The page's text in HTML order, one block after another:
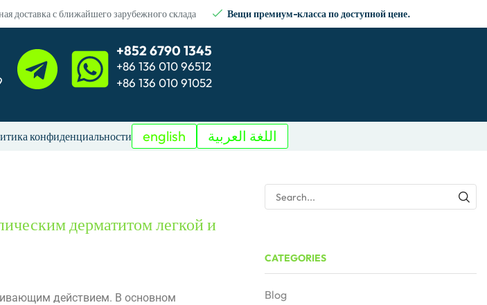
доставка с ближайшего зарубежного склада Вещи премиум-класса по доступной цене.
+852 6790 1345
+86 136 010 96512
+86 136 010 91052
конфиденциальности english اللغة العربية
дерматитом легкой и
действием. В основном
CATEGORIES
Blog